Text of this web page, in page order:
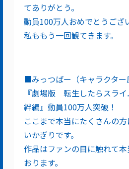
てありがとう。
動員100万人おめでとうござ
私ももう一回観てきます。
■みっつばー（キャラクター
『劇場版 転生したらスラ
絆編』動員100万人突破！
ここまで本当にたくさんの
いかぎりです。
作品はファンの目に触れて
おります。